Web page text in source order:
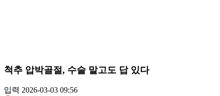
척추 압박골절, 수술 말고도 답 있다
입력 2026-03-03 09:56